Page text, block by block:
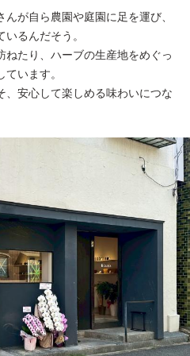
が自ら農園や庭園に足を運び、
るんだそう。
たり、ハーブの生産地をめぐっ
います。
、安心して楽しめる味わいにつな